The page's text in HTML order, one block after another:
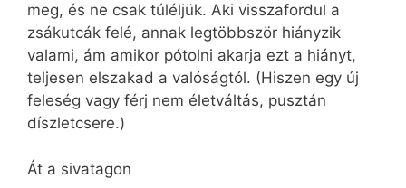
meg, és ne csak túléljük. Aki visszafordul a
zsákutcák felé, annak legtöbbször hiányzik
valami, ám amikor pótolni akarja ezt a hiányt,
teljesen elszakad a valóságtól. (Hiszen egy új
feleség vagy férj nem életváltás, pusztán
díszletcsere.)
Át a sivatagon